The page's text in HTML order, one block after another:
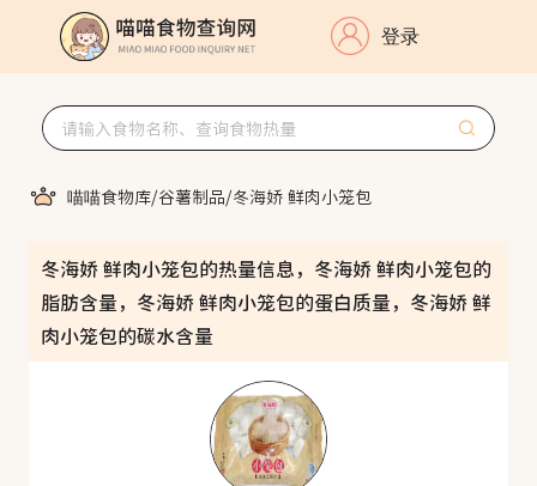
登录
喵喵食物库/谷薯制品/冬海娇 鲜肉小笼包
冬海娇 鲜肉小笼包的热量信息，冬海娇 鲜肉小笼包的
脂肪含量，冬海娇 鲜肉小笼包的蛋白质量，冬海娇 鲜
肉小笼包的碳水含量